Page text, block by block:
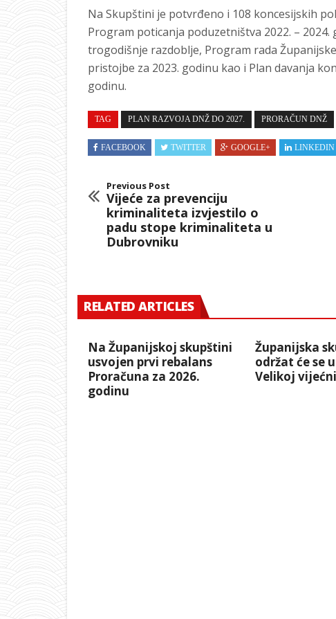
Na Skupštini je potvrđeno i 108 koncesijskih
Program poticanja poduzetništva 2022. – 2024.
trogodišnje razdoblje, Program rada
pristojbe za 2023. godinu kao i Plan davanja
godinu.
TAG PLAN RAZVOJA DNŽ DO 2027. PRORAČUN DNŽ
FACEBOOK TWITTER GOOGLE+ LINKEDIN
Previous Post
Vijeće za prevenciju
kriminaliteta izvjestilo o
padu stope kriminaliteta u
Dubrovniku
RELATED ARTICLES
Na Županijskoj skupštini
usvojen prvi rebalans
Proračuna za 2026.
godinu
Županijska
održat će se
Velikoj